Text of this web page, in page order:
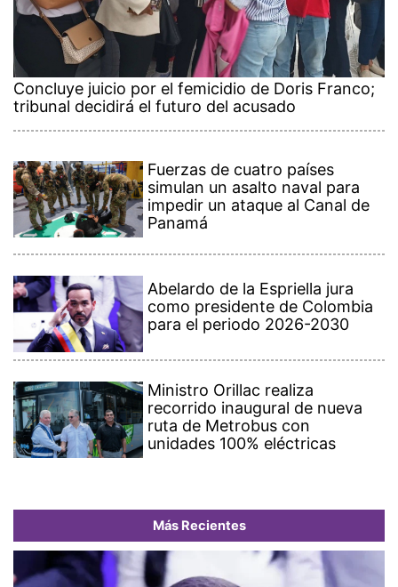
Concluye juicio por el femicidio de Doris Franco;
tribunal decidirá el futuro del acusado
Fuerzas de cuatro países
simulan un asalto naval para
impedir un ataque al Canal de
Panamá
Abelardo de la Espriella jura
como presidente de Colombia
para el periodo 2026-2030
Ministro Orillac realiza
recorrido inaugural de nueva
ruta de Metrobus con
unidades 100% eléctricas
Más Recientes